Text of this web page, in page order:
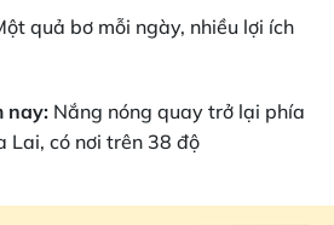
quả bơ mỗi ngày, nhiều lợi ích
nay: Nắng nóng quay trở lại phía
Lai, có nơi trên 38 độ